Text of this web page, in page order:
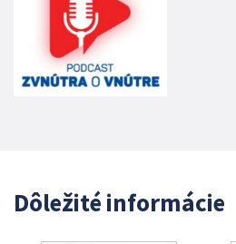
Dôležité informácie